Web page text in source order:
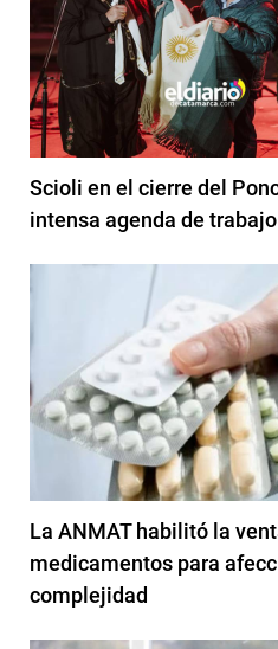
Scioli en el cierre del
intensa agenda de trabajo
La ANMAT habilitó la
medicamentos para
complejidad